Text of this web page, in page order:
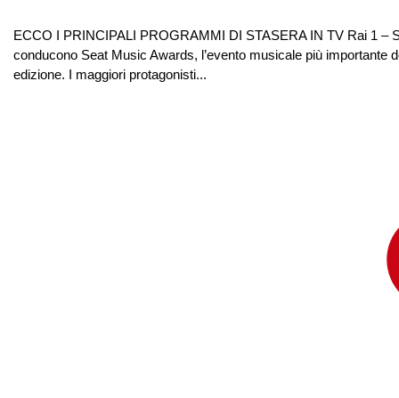
ECCO I PRINCIPALI PROGRAMMI DI STASERA IN TV Rai 1 –
conducono Seat Music Awards, l’evento musicale più importante
edizione. I maggiori protagonisti...